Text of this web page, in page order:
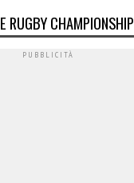
RUGBY CHAMPIONSHIP